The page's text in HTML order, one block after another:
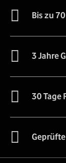
Bis zu
3 Jahre
30 Tage